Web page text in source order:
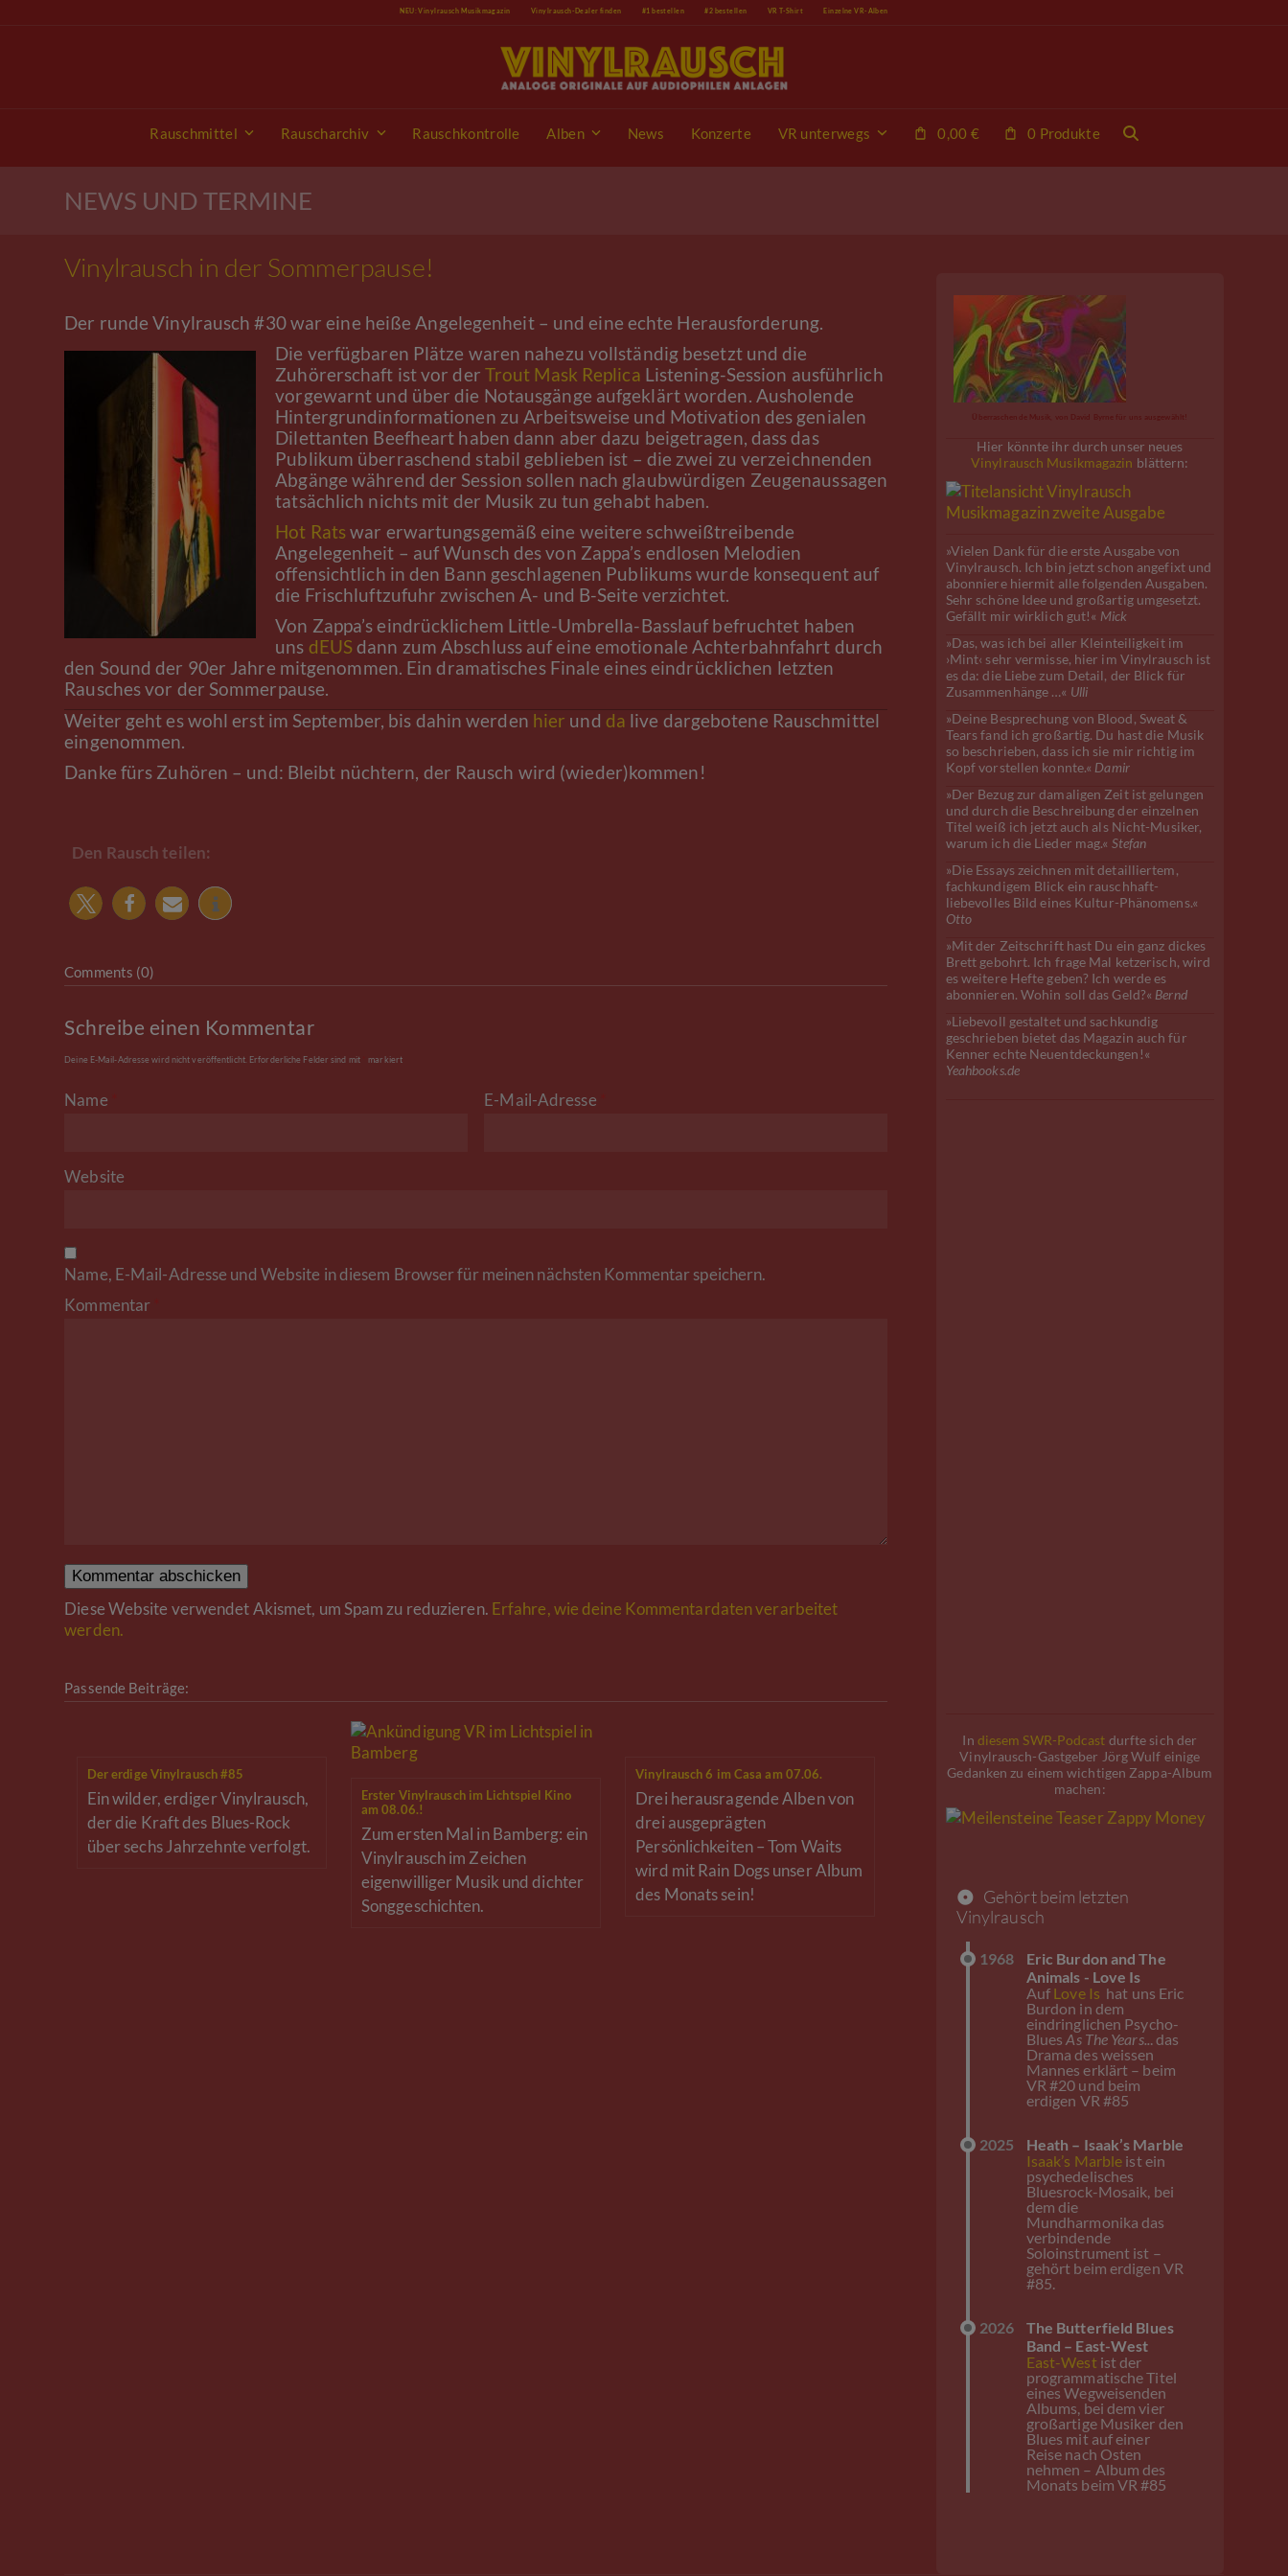
NEU: Vinylrausch Musikmagazin Vinylrausch-Dealer finden #1 bestellen #2 bestellen VR T-Shirt Einzelne VR-Alben
Rauschmittel Rauscharchiv Rauschkontrolle Alben News Konzerte VR unterwegs 0,00 € 0 Produkte
NEWS UND TERMINE
Vinylrausch in der Sommerpause!
Der runde Vinylrausch #30 war eine heiße Angelegenheit – und eine echte Herausforderung.
Die verfügbaren Plätze waren nahezu vollständig besetzt und die
Zuhörerschaft ist vor der Trout Mask Replica Listening-Session ausführlich
vorgewarnt und über die Notausgänge aufgeklärt worden. Ausholende
Hintergrundinformationen zu Arbeitsweise und Motivation des genialen
Dilettanten Beefheart haben dann aber dazu beigetragen, dass das
Publikum überraschend stabil geblieben ist – die zwei zu verzeichnenden
Abgänge während der Session sollen nach glaubwürdigen Zeugenaussagen
tatsächlich nichts mit der Musik zu tun gehabt haben.
Hot Ratswar erwartungsgemäß eine weitere schweißtreibende
Angelegenheit – auf Wunsch des von Zappa’s endlosen Melodien
offensichtlich in den Bann geschlagenen Publikums wurde konsequent auf
die Frischluftzufuhr zwischen A- und B-Seite verzichtet.
Von Zappa’s eindrücklichem Little-Umbrella-Basslauf befruchtet haben
uns dEUSdann zum Abschluss auf eine emotionale Achterbahnfahrt durch
den Sound der 90er Jahre mitgenommen. Ein dramatisches Finale eines eindrücklichen letzten
Rausches vor der Sommerpause.
Weiter geht es wohl erst im September, bis dahin werden hier und da live dargebotene Rauschmittel
eingenommen.
Danke fürs Zuhören – und: Bleibt nüchtern, der Rausch wird (wieder)kommen!
Den Rausch teilen:
Comments (0)
Schreibe einen Kommentar
Deine E-Mail-Adresse wird nicht veröffentlicht. Erforderliche Felder sind mit markiert
Name E-Mail-Adresse
Website
Name, E-Mail-Adresse und Website in diesem Browser für meinen nächsten Kommentar speichern.
Kommentar
Diese Website verwendet Akismet, um Spam zu reduzieren. Erfahre, wie deine Kommentardaten verarbeitet
werden.
Passende Beiträge:
Der erdige Vinylrausch #85
Ein wilder, erdiger Vinylrausch,
der die Kraft des Blues-Rock
über sechs Jahrzehnte verfolgt.
Erster Vinylrausch im Lichtspiel Kino
am 08.06.!
Zum ersten Mal in Bamberg: ein
Vinylrausch im Zeichen
eigenwilliger Musik und dichter
Songgeschichten.
Vinylrausch 6 im Casa am 07.06.
Drei herausragende Alben von
drei ausgeprägten
Persönlichkeiten – Tom Waits
wird mit Rain Dogs unser Album
des Monats sein!
Überraschende Musik, von David Byrne für uns ausgewählt!
Hier könnte ihr durch unser neues
Vinylrausch Musikmagazin blättern:
»Vielen Dank für die erste Ausgabe von
Vinylrausch. Ich bin jetzt schon angefixt und
abonniere hiermit alle folgenden Ausgaben.
Sehr schöne Idee und großartig umgesetzt.
Gefällt mir wirklich gut!« Mick
»Das, was ich bei aller Kleinteiligkeit im
›Mint‹ sehr vermisse, hier im Vinylrausch ist
es da: die Liebe zum Detail, der Blick für
Zusammenhänge …« Ulli
»Deine Besprechung von Blood, Sweat &
Tears fand ich großartig. Du hast die Musik
so beschrieben, dass ich sie mir richtig im
Kopf vorstellen konnte.« Damir
»Der Bezug zur damaligen Zeit ist gelungen
und durch die Beschreibung der einzelnen
Titel weiß ich jetzt auch als Nicht-Musiker,
warum ich die Lieder mag.« Stefan
»Die Essays zeichnen mit detailliertem,
fachkundigem Blick ein rauschhaft-
liebevolles Bild eines Kultur-Phänomens.«
Otto
»Mit der Zeitschrift hast Du ein ganz dickes
Brett gebohrt. Ich frage Mal ketzerisch, wird
es weitere Hefte geben? Ich werde es
abonnieren. Wohin soll das Geld?« Bernd
»Liebevoll gestaltet und sachkundig
geschrieben bietet das Magazin auch für
Kenner echte Neuentdeckungen!«
Yeahbooks.de
In diesem SWR-Podcast durfte sich der
Vinylrausch-Gastgeber Jörg Wulf einige
Gedanken zu einem wichtigen Zappa-Album
machen:
Gehört beim letzten
Vinylrausch
1968
Eric Burdon and The
Animals - Love Is
Auf Love Is hat uns Eric
Burdon in dem
eindringlichen Psycho-
BluesAs The Years... das
Drama des weissen
Mannes erklärt – beim
VR #20 und beim
erdigen VR #85
2025
Heath – Isaak’s Marble
Isaak’s Marble ist ein
psychedelisches
Bluesrock-Mosaik, bei
dem die
Mundharmonika das
verbindende
Soloinstrument ist –
gehört beim erdigen VR
#85.
2026
The Butterfield Blues
Band – East-West
East-West ist der
programmatische Titel
eines Wegweisenden
Albums, bei dem vier
großartige Musiker den
Blues mit auf einer
Reise nach Osten
nehmen – Album des
Monats beim VR #85